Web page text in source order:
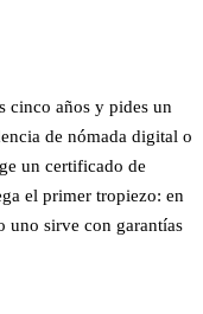
cinco años y pides un
de nómada digital o
un certificado de
el primer tropiezo: en
uno sirve con garantías